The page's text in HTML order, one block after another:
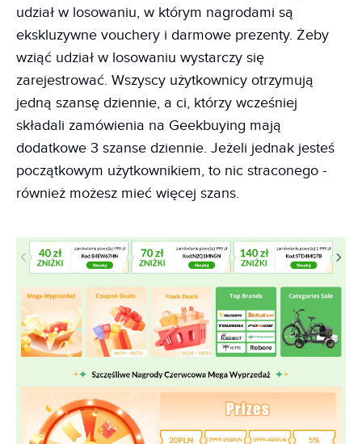
udział w losowaniu, w którym nagrodami są
ekskluzywne vouchery i darmowe prezenty. Żeby
wziąć udział w losowaniu wystarczy się
zarejestrować. Wszyscy użytkownicy otrzymują
jedną szansę dziennie, a ci, którzy wcześniej
składali zamówienia na Geekbuying mają
dodatkowe 3 szanse dziennie. Jeżeli jednak jesteś
początkowym użytkownikiem, to nic straconego -
również możesz mieć więcej szans.